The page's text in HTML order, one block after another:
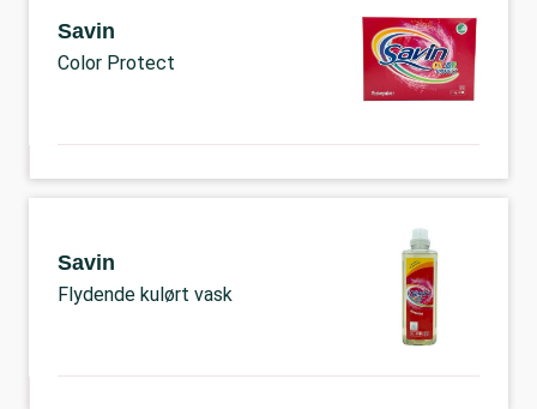
Savin
Color Protect
Savin
Flydende kulørt vask